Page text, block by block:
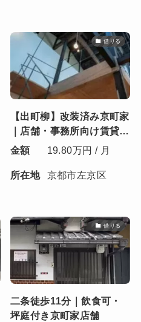
借りる
【出町柳】改装済み京町家
｜店舗・事務所向け賃貸物
件
金額 19.80万円 / 月
所在地 京都市左京区
借りる
二条徒歩11分｜飲食可・
坪庭付き京町家店舗